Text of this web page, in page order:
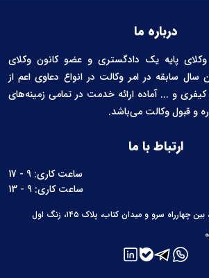
درباره ما
پایه یک دادگستری و عضو کانون وکلای
سال سابقه در امر وکالت در انواع دعاوی اعم از
کیفری و ... آماده ارائه خدمت در تمامی زمینه‌های
و قبول وکالت می‌باشد.
ارتباط با ما
ساعت کاری: 9 - 17
ساعت کاری: 9 - 13
سرو و میدان کتاب، پلاک ۱۴۵، زنگ اول